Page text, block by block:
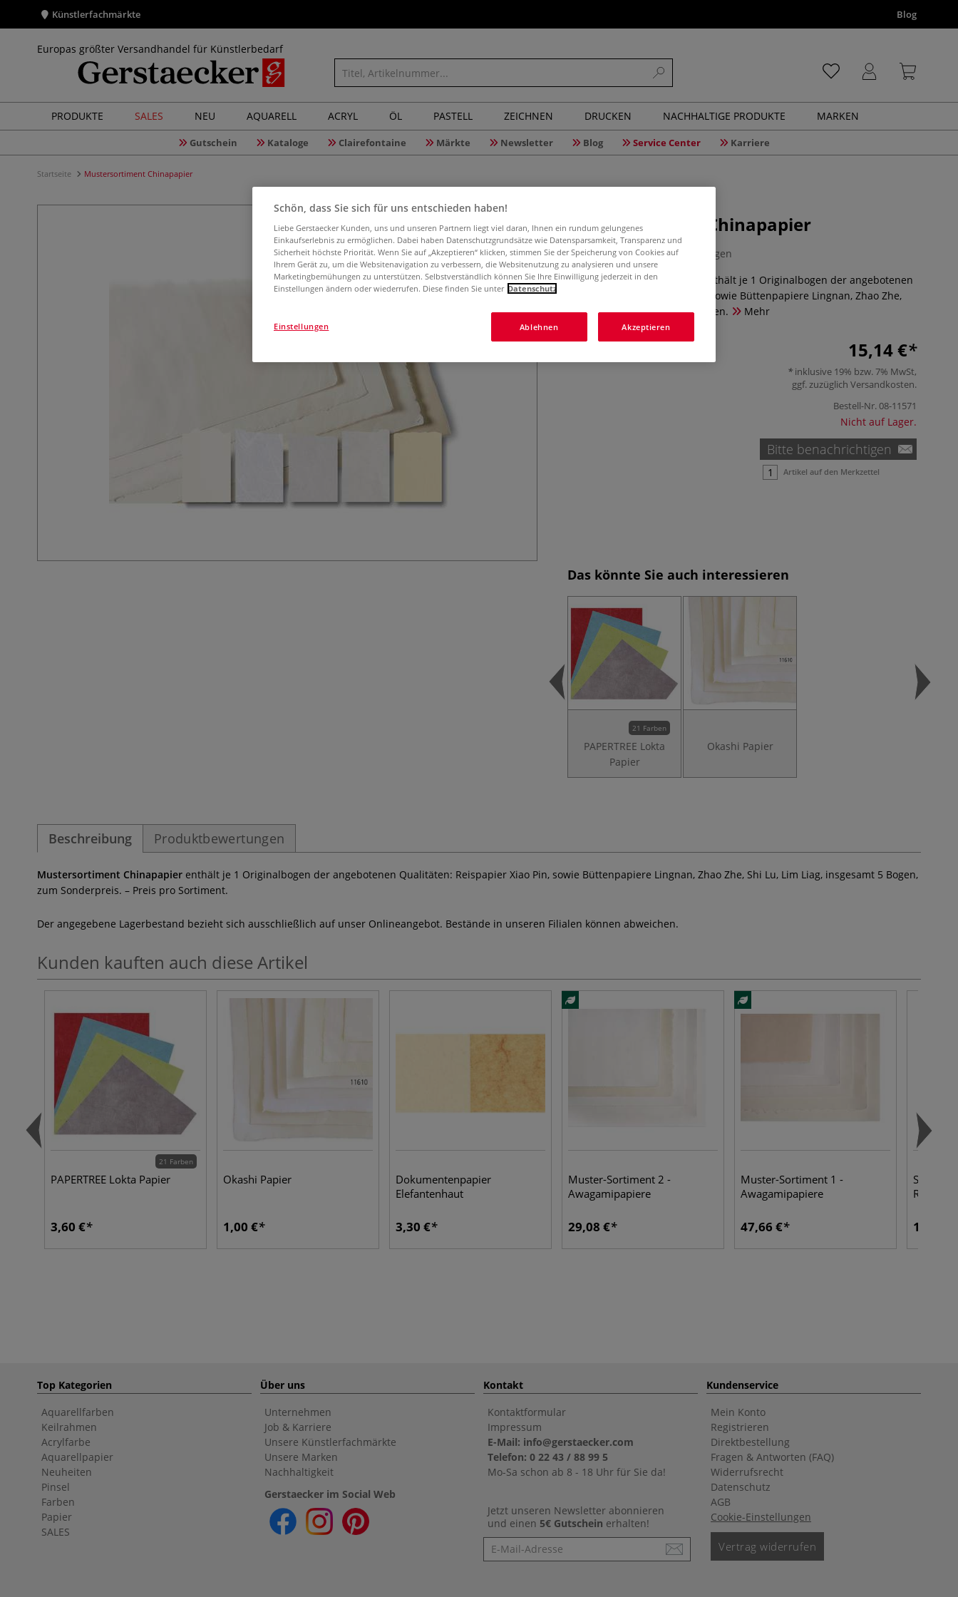
Künstlerfachmärkte Blog
Europas größter Versandhandel für Künstlerbedarf
PRODUKTE SALES NEU AQUARELL ACRYL ÖL PASTELL ZEICHNEN DRUCKEN NACHHALTIGE PRODUKTE MARKEN
Gutschein Kataloge Clairefontaine Märkte Newsletter Blog Service Center Karriere
Startseite Mustersortiment Chinapapier
Mustersortiment Chinapapier
0 Bewertungen
Mustersortiment Chinapapier enthält je 1 Originalbogen der angebotenen
Qualitäten: Reispapier Xiao Pin, sowie Büttenpapiere Lingnan, Zhao Zhe,
Shi Lu, Lim Liag, insgesamt 5 Bogen.
Mehr
15,14 €
inklusive 19% bzw. 7% MwSt,
ggf. zuzüglich Versandkosten.
Bestell-Nr.08-11571
Nicht auf Lager.
Bitte benachrichtigen
Artikel auf den Merkzettel
Das könnte Sie auch interessieren
21 Farben
PAPERTREE Lokta
Papier
Okashi Papier
Beschreibung Produktbewertungen
Mustersortiment Chinapapier enthält je 1 Originalbogen der angebotenen Qualitäten: Reispapier Xiao Pin, sowie Büttenpapiere Lingnan, Zhao Zhe, Shi Lu, Lim Liag, insgesamt 5 Bogen,
zum Sonderpreis. – Preis pro Sortiment.
Der angegebene Lagerbestand bezieht sich ausschließlich auf unser Onlineangebot. Bestände in unseren Filialen können abweichen.
Kunden kauften auch diese Artikel
21 Farben
PAPERTREE Lokta Papier
3,60 €
Okashi Papier
1,00 €
Dokumentenpapier
Elefantenhaut
3,30 €
Muster-Sortiment 2 -
Awagamipapiere
29,08 €
Muster-Sortiment 1 -
Awagamipapiere
47,66 €
Radierer
1,55 €
Top Kategorien
Aquarellfarben
Keilrahmen
Acrylfarbe
Aquarellpapier
Neuheiten
Pinsel
Farben
Papier
SALES
Über uns
Unternehmen
Job & Karriere
Unsere Künstlerfachmärkte
Unsere Marken
Nachhaltigkeit
Gerstaecker im Social Web
Kontakt
Kontaktformular
Impressum
E-Mail: info@gerstaecker.com
Telefon: 0 22 43 / 88 99 5
Mo-Sa schon ab 8 - 18 Uhr für Sie da!
Jetzt unseren Newsletter abonnieren
und einen 5€ Gutschein erhalten!
Newsletter
Kundenservice
Mein Konto
Registrieren
Direktbestellung
Fragen & Antworten (FAQ)
Widerrufsrecht
Datenschutz
AGB
Cookie-Einstellungen
Vertrag widerrufen
Schön, dass Sie sich für uns entschieden haben!
Liebe Gerstaecker Kunden, uns und unseren Partnern liegt viel daran, Ihnen ein rundum gelungenes
Einkaufserlebnis zu ermöglichen. Dabei haben Datenschutzgrundsätze wie Datensparsamkeit, Transparenz und
Sicherheit höchste Priorität. Wenn Sie auf „Akzeptieren“ klicken, stimmen Sie der Speicherung von Cookies auf
Ihrem Gerät zu, um die Websitenavigation zu verbessern, die Websitenutzung zu analysieren und unsere
Marketingbemühungen zu unterstützen. Selbstverständlich können Sie Ihre Einwilligung jederzeit in den
Einstellungen ändern oder wiederrufen. Diese finden Sie unter Datenschutz
Ablehnen Akzeptieren
Einstellungen